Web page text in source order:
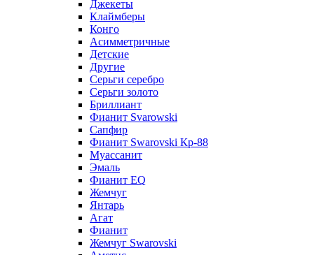
Джекеты
Клаймберы
Конго
Асимметричные
Детские
Другие
Серьги серебро
Серьги золото
Бриллиант
Фианит Svarowski
Сапфир
Фианит Swarovski Кр-88
Муассанит
Эмаль
Фианит EQ
Жемчуг
Янтарь
Агат
Фианит
Жемчуг Swarovski